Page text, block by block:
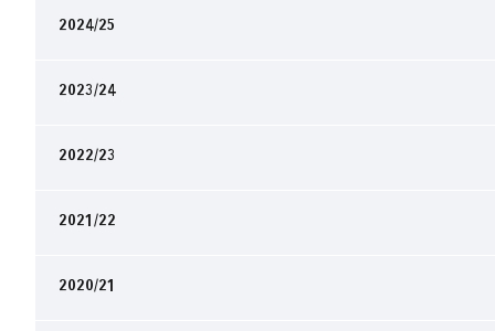
2024/25
2023/24
2022/23
2021/22
2020/21